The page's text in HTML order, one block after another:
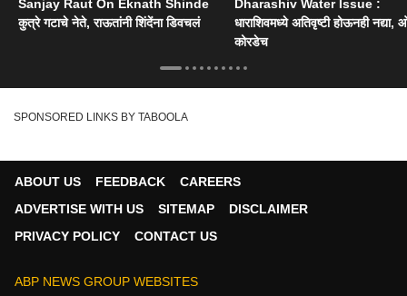
Sanjay Raut On Eknath Shinde
कुत्रे गटाचे नेते, राऊतांनी शिंदेंना डिवचलं
Dharashiv Water Issue :
धाराशिवमध्ये अतिवृष्टी होऊनही नद्या,
कोरडेच
SPONSORED LINKS BY TABOOLA
ABOUT US FEEDBACK
CAREERS
ADVERTISE WITH US
SITEMAP
DISCLAIMER
PRIVACY POLICY
CONTACT US
ABP NEWS GROUP WEBSITES